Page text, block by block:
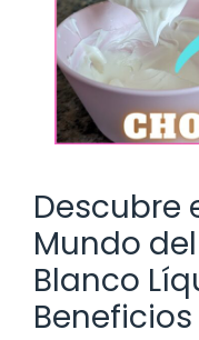
Descubre
Mundo
Blanco
Beneficios